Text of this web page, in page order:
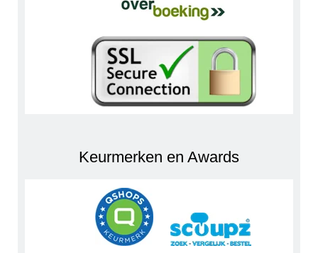
Keurmerken en Awards